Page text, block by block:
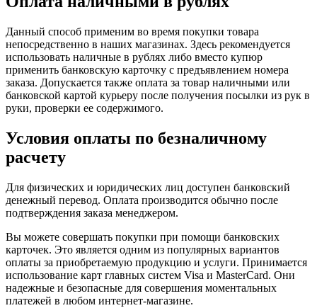
Данный способ применим во время покупки товара
непосредственно в наших магазинах. Здесь рекомендуется
использовать наличные в рублях либо вместо купюр
применить банковскую карточку с предъявлением номера
заказа. Допускается также оплата за товар наличными или
банковской картой курьеру после получения посылки из рук в
руки, проверки ее содержимого.
Условия оплаты по безналичному
расчету
Для физических и юридических лиц доступен банковский
денежный перевод. Оплата производится обычно после
подтверждения заказа менеджером.
Вы можете совершать покупки при помощи банковских
карточек. Это является одним из популярных вариантов
оплаты за приобретаемую продукцию и услуги. Принимается
использование карт главных систем Visa и MasterCard. Они
надежные и безопасные для совершения моментальных
платежей в любом интернет-магазине.